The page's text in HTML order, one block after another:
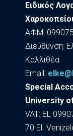
Ειδικός
ΑΦΜ:
Διεύθυνση:
Καλλιθέα
Εmail:
Special
University
VAT: EL
70 El.